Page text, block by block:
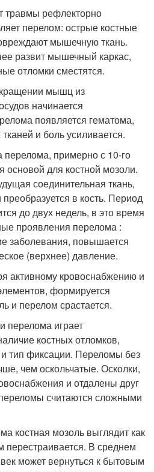
рефлекторно
перелом: острые костные
мышечную ткань.
развит мышечный каркас,
отломки сместятся.
мышц из
начинается
появляется гематома,
и боль усиливается.
перелома, примерно с 10-го
основой для костной мозоли.
соединительная ткань,
в кость. Период
до двух недель, в это время
проявления перелома :
заболевания, повышается
(верхнее) давление.
активному кровоснабжению и
формируется
и перелом срастается.
перелома играет
костных отломков,
тип фиксации. Переломы без
чем оскольчатые. Осколки,
и отдалены друг
считаются сложными
костная мозоль выглядит как
перестраивается. В среднем
может вернуться к бытовым